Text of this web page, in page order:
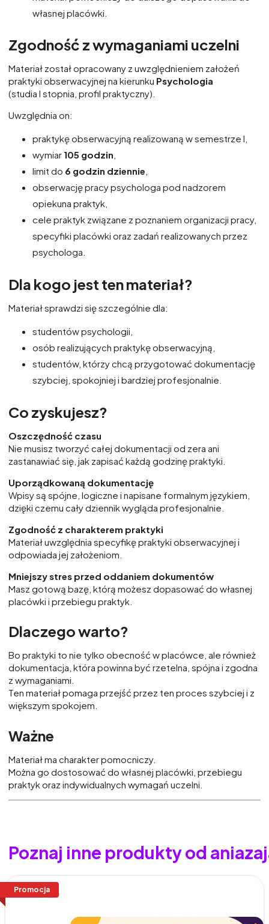
własnej placówki.
Zgodność z wymaganiami uczelni
Materiał został opracowany z uwzględnieniem założeń
praktyki obserwacyjnej na kierunku Psychologia
(studia I stopnia, profil praktyczny).
Uwzględnia on:
praktykę obserwacyjną realizowaną w semestrze I,
wymiar 105 godzin
limit do 6 godzin dziennie
obserwację pracy psychologa pod nadzorem
opiekuna praktyk,
cele praktyk związane z poznaniem organizacji pracy,
specyfiki placówki oraz zadań realizowanych przez
psychologa.
Dla kogo jest ten materiał?
Materiał sprawdzi się szczególnie dla:
studentów psychologii,
osób realizujących praktykę obserwacyjną,
studentów, którzy chcą przygotować dokumentację
szybciej, spokojniej i bardziej profesjonalnie.
Co zyskujesz?
Oszczędność czasu
Nie musisz tworzyć całej dokumentacji od zera ani
zastanawiać się, jak zapisać każdą godzinę praktyki.
Uporządkowaną dokumentację
Wpisy są spójne, logiczne i napisane formalnym językiem,
dzięki czemu cały dziennik wygląda profesjonalnie.
Zgodność z charakterem praktyki
Materiał uwzględnia specyfikę praktyki obserwacyjnej i
odpowiada jej założeniom.
Mniejszy stres przed oddaniem dokumentów
Masz gotową bazę, którą możesz dopasować do własnej
placówki i przebiegu praktyk.
Dlaczego warto?
Bo praktyki to nie tylko obecność w placówce, ale również
dokumentacja, która powinna być rzetelna, spójna i zgodna
z wymaganiami.
Ten materiał pomaga przejść przez ten proces szybciej i z
większym spokojem.
Ważne
Materiał ma charakter pomocniczy.
Można go dostosować do własnej placówki, przebiegu
praktyk oraz indywidualnych wymagań uczelni.
Poznaj inne produkty od
Promocja